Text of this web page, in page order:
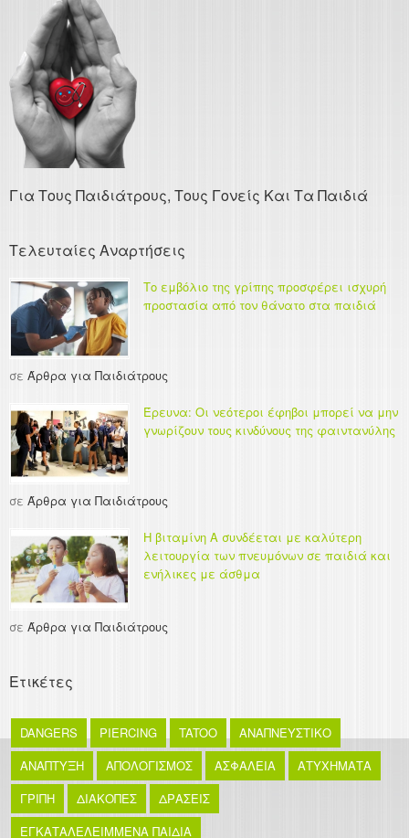
Για Τους Παιδιάτρους, Τους Γονείς Και Τα Παιδιά
Τελευταίες Αναρτήσεις
Το εμβόλιο της γρίπης προσφέρει ισχυρή
προστασία από τον θάνατο στα παιδιά
σε Άρθρα για Παιδιάτρους
Έρευνα: Οι νεότεροι έφηβοι μπορεί να μην
γνωρίζουν τους κινδύνους της φαιντανύλης
σε Άρθρα για Παιδιάτρους
Η βιταμίνη Α συνδέεται με καλύτερη
λειτουργία των πνευμόνων σε παιδιά και
ενήλικες με άσθμα
σε Άρθρα για Παιδιάτρους
Ετικέτες
DANGERS PIERCING TATOO
ΑΝΑΠΝΕΥΣΤΙΚΟ
ΑΝΑΠΤΥΞΗ
ΑΠΟΛΟΓΙΣΜΟΣ ΑΣΦΑΛΕΙΑ
ΑΤΥΧΗΜΑΤΑ
ΓΡΙΠΗ
ΔΙΑΚΟΠΕΣ
ΔΡΑΣΕΙΣ
ΕΓΚΑΤΑΛΕΛΕΙΜΜΕΝΑ ΠΑΙΔΙΑ